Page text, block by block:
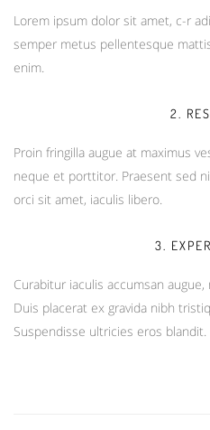
Lorem ipsum dolor sit amet, c-r
semper metus pellentesque
enim.
2.
Proin fringilla augue at maximus
neque et porttitor. Praesent sed
orci sit amet, iaculis libero.
3.
Curabitur iaculis accumsan
Duis placerat ex gravida nibh
Suspendisse ultricies eros blandit.